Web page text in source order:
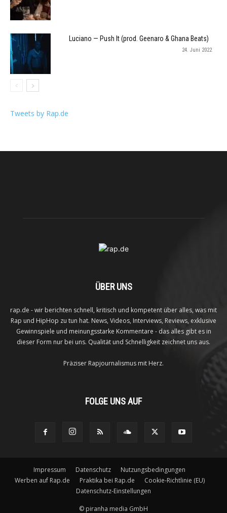
Luciano — Push It (prod. Geenaro & Ghana Beats)
24. Juni 2022
Tweets by Rap.de
ÜBER UNS
rap.de - wir berichten schnell, kritisch und kompetent über alles, was mit
Rap und HipHop zu tun hat. News, Videos, Interviews, Reviews, exklusive
Gewinnspiele und meinungsstarke Kommentare - das alles gibt es in
dieser Form nur bei uns. Qualität und Schnelligkeit zeichnet uns aus.
Präziser Rapjournalismus mit Herz.
FOLGE UNS AUF
Impressum Datenschutz
Nutzungsbedingungen
Werben auf Rap.de
Praktika bei Rap.de
Cookie-Richtlinie (EU)
Datenschutz-Einstellungen
© piranha media GmbH